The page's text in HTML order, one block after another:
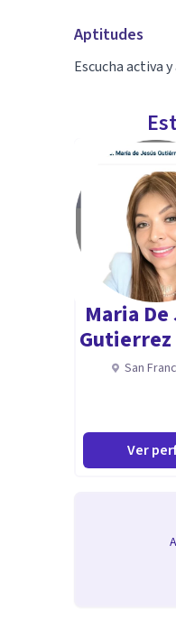
Aptitudes
Escucha activa
Maria De
Gutierrez
San
Ver